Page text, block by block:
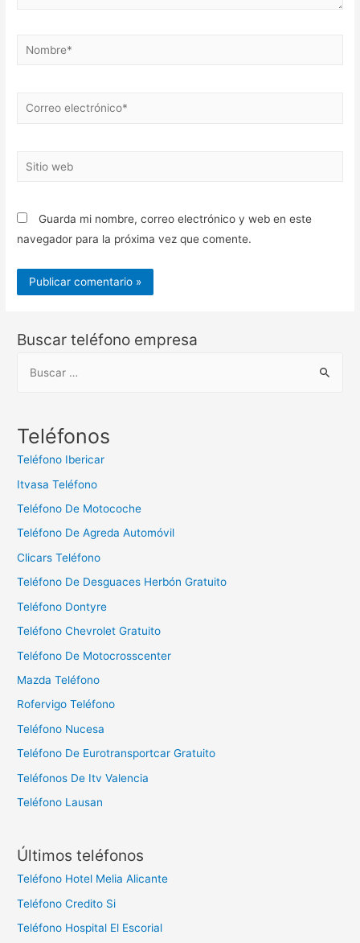
Nombre*
Correo
Sitio
Guarda mi nombre, correo electrónico y web en este
navegador para la próxima vez que comente.
Buscar teléfono empresa
c
:
Teléfonos
Teléfono Ibericar
Itvasa Teléfono
Teléfono De Motocoche
Teléfono De Agreda Automóvil
Clicars Teléfono
Teléfono De Desguaces Herbón Gratuito
Teléfono Dontyre
Teléfono Chevrolet Gratuito
Teléfono De Motocrosscenter
Mazda Teléfono
Rofervigo Teléfono
Teléfono Nucesa
Teléfono De Eurotransportcar Gratuito
Teléfonos De Itv Valencia
Teléfono Lausan
Últimos teléfonos
Teléfono Hotel Melia Alicante
Teléfono Credito Si
Teléfono Hospital El Escorial